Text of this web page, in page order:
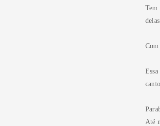
Tem
Até